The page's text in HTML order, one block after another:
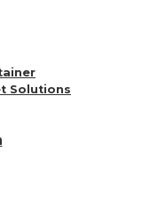
Solutions